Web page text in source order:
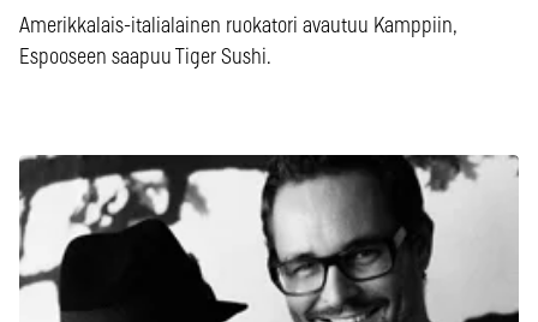
Amerikkalais-italialainen ruokatori avautuu Kamppiin,
Espooseen saapuu Tiger Sushi.